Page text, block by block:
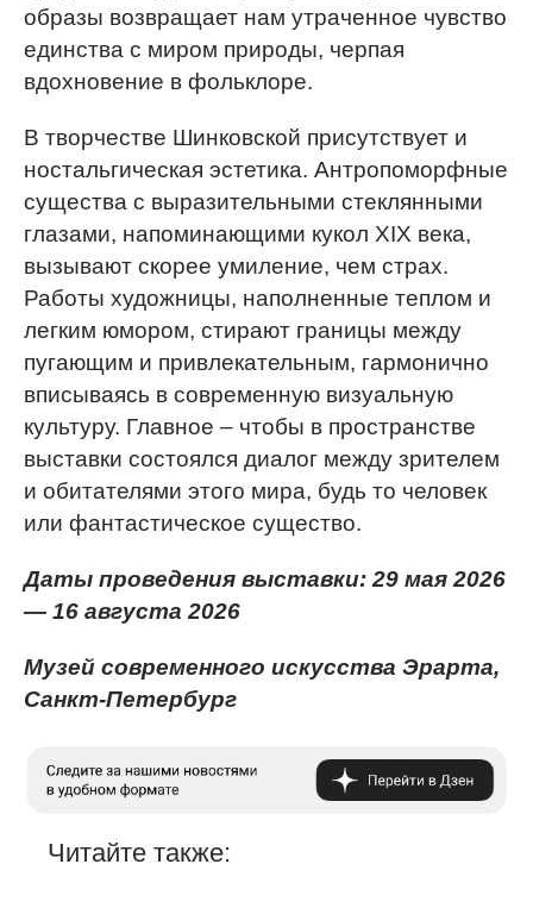
образы возвращает нам утраченное чувство
единства с миром природы, черпая
вдохновение в фольклоре.
В творчестве Шинковской присутствует и
ностальгическая эстетика. Антропоморфные
существа с выразительными стеклянными
глазами, напоминающими кукол XIX века,
вызывают скорее умиление, чем страх.
Работы художницы, наполненные теплом и
легким юмором, стирают границы между
пугающим и привлекательным, гармонично
вписываясь в современную визуальную
культуру. Главное – чтобы в пространстве
выставки состоялся диалог между зрителем
и обитателями этого мира, будь то человек
или фантастическое существо.
Даты проведения выставки: 29 мая 2026
— 16 августа 2026
Музей современного искусства Эрарта,
Санкт-Петербург
Читайте также: